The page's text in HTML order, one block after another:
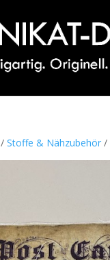
/Stoffe & Nähzubehör /